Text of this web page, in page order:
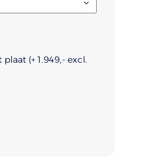
plaat (+1.949